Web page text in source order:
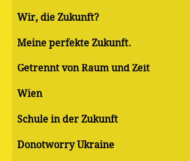
Wir, die Zukunft?
Meine perfekte Zukunft.
Getrennt von Raum und Zeit
Wien
Schule in der Zukunft
Donotworry Ukraine